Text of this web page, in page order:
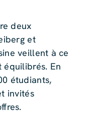
deux
et
veillent à ce
équilibrés. En
étudiants,
invités